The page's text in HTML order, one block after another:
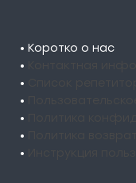
• Коротко о нас
•
•
•
•
•
•